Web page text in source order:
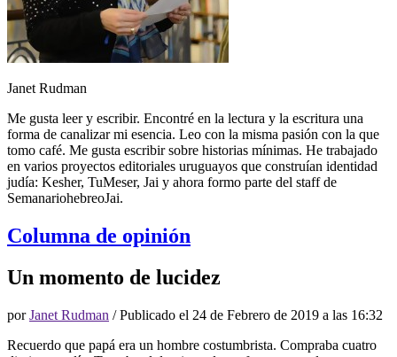
Janet Rudman
Me gusta leer y escribir. Encontré en la lectura y la escritura una
forma de canalizar mi esencia. Leo con la misma pasión con la que
tomo café. Me gusta escribir sobre historias mínimas. He trabajado
en varios proyectos editoriales uruguayos que construían identidad
judía: Kesher, TuMeser, Jai y ahora formo parte del staff de
SemanariohebreoJai.
Columna de opinión
Un momento de lucidez
porJanet Rudman / Publicado el 24 de Febrero de 2019 a las 16:32
Recuerdo que papá era un hombre costumbrista. Compraba cuatro